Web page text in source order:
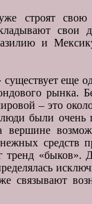
строят
свои
и
еще
рынка.
– это
были очень
вершине
средств
«быков».
связывают